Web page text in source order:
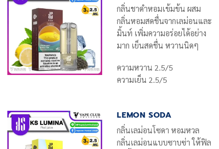
กลิ่นชาดำหอมเข้มข้น ผสม
กลิ่นหอมสดชื่นจากเลม่อนและ
มิ้นท์ เพิ่มความอร่อยได้อย่าง
มาก เย็นสดชื่น หวานนิดๆ
ความหวาน 2.5/5
ความเย็น 2.5/5
LEMON SODA
กลิ่นเลม่อนโซดา หอมหวล
กลิ่นเลม่อนแบบซาบซ่า ให้ฟิล